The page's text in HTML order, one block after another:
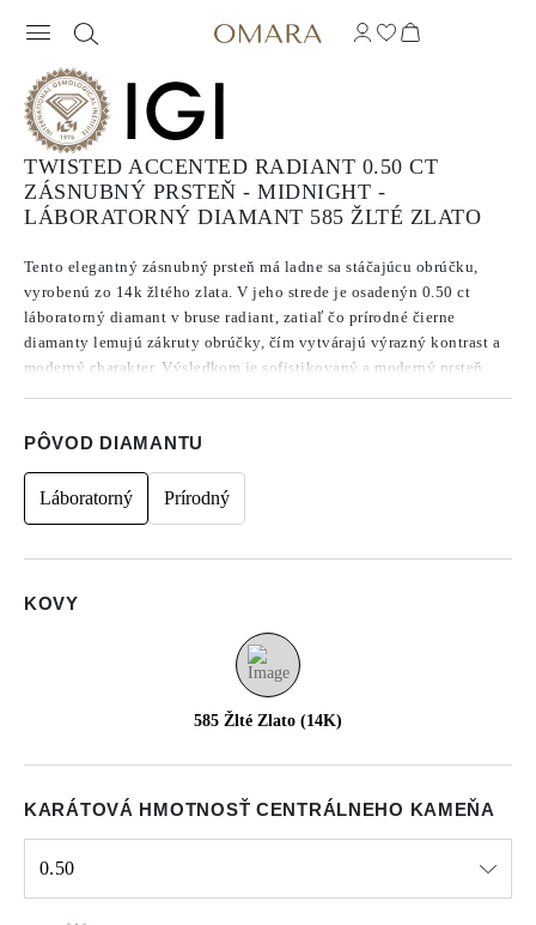
TWISTED ACCENTED RADIANT 0.50 CT
ZÁSNUBNÝ PRSTEŇ - MIDNIGHT -
LÁBORATORNÝ DIAMANT 585 ŽLTÉ ZLATO
Tento elegantný zásnubný prsteň má ladne sa stáčajúcu obrúčku,
vyrobenú zo 14k žltého zlata. V jeho strede je osadenýn 0.50 ct
láboratorný diamant v bruse radiant, zatiaľ čo prírodné čierne
diamanty lemujú zákruty obrúčky, čím vytvárajú výrazný kontrast a
moderný charakter. Výsledkom je sofistikovaný a moderný prsteň
PÔVOD DIAMANTU
Láboratorný Prírodný
KOVY
585 Žlté Zlato (14K)
KARÁTOVÁ HMOTNOSŤ CENTRÁLNEHO KAMEŇA
0.50